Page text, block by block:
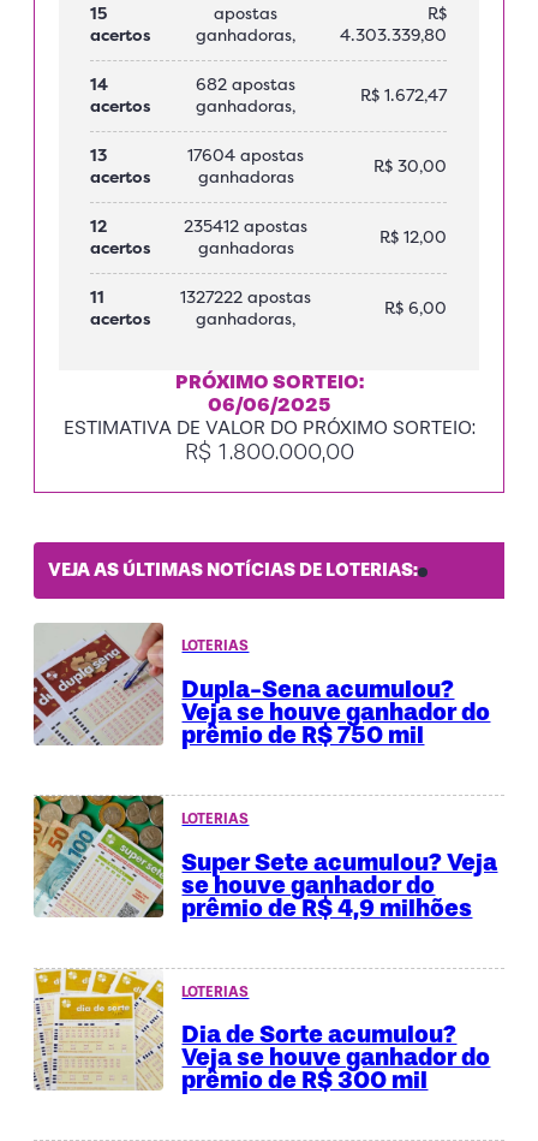
15
acertos
apostas
ganhadoras,
R$
4.303.339,80
14
acertos
682 apostas
ganhadoras,
R$ 1.672,47
13
acertos
17604 apostas
ganhadoras
R$ 30,00
12
acertos
235412 apostas
ganhadoras
R$ 12,00
11
acertos
1327222 apostas
ganhadoras,
R$ 6,00
PRÓXIMO SORTEIO:
06/06/2025
ESTIMATIVA DE VALOR DO PRÓXIMO SORTEIO:
R$ 1.800.000,00
VEJA AS ÚLTIMAS NOTÍCIAS DE LOTERIAS:
LOTERIAS
Dupla-Sena acumulou?
Veja se houve ganhador do
prêmio de R$ 750 mil
LOTERIAS
Super Sete acumulou? Veja
se houve ganhador do
prêmio de R$ 4,9 milhões
LOTERIAS
Dia de Sorte acumulou?
Veja se houve ganhador do
prêmio de R$ 300 mil